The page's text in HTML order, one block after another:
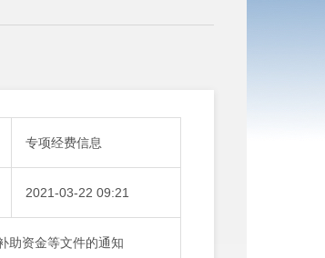
专项经费信息
2021-03-22 09:21
助资金等文件的通知